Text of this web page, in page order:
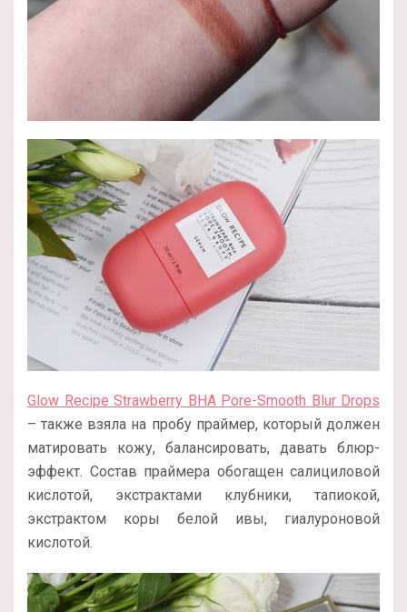
Glow Recipe Strawberry BHA Pore-Smooth Blur Drops
– также взяла на пробу праймер, который должен
матировать кожу, балансировать, давать блюр-
эффект. Состав праймера обогащен салициловой
кислотой, экстрактами клубники, тапиокой,
экстрактом коры белой ивы, гиалуроновой
кислотой.